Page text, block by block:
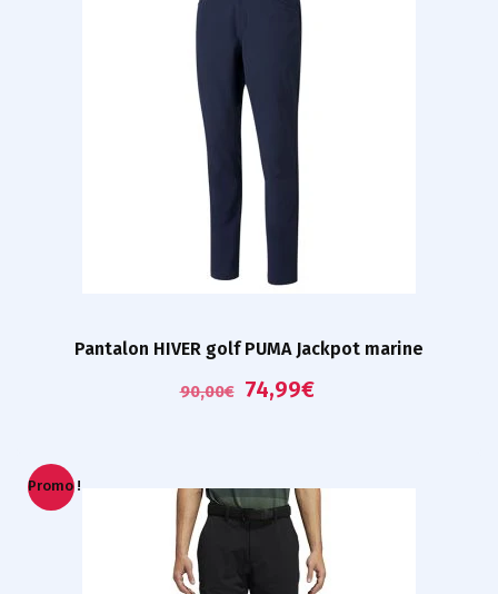
Pantalon HIVER golf PUMA Jackpot marine
90,00€ 74,99€
Promo !